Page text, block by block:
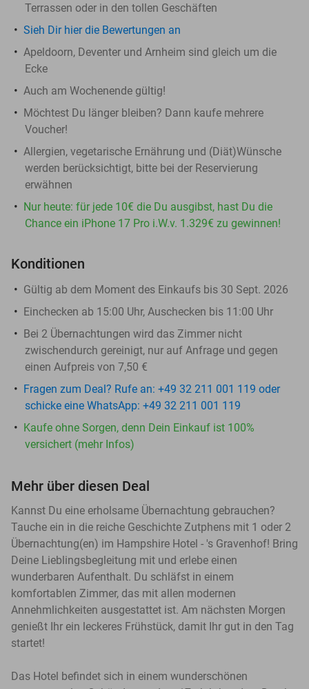
Terrassen oder in den tollen Geschäften
Sieh Dir hier die Bewertungen an
Apeldoorn, Deventer und Arnheim sind gleich um die
Ecke
Auch am Wochenende gültig!
Möchtest Du länger bleiben? Dann kaufe mehrere
Voucher!
Allergien, vegetarische Ernährung und (Diät)Wünsche
werden berücksichtigt, bitte bei der Reservierung
erwähnen
Nur heute: für jede 10€ die Du ausgibst, hast Du die
Chance ein iPhone 17 Pro i.W.v. 1.329€ zu gewinnen!
Konditionen
Gültig ab dem Moment des Einkaufs bis 30 Sept. 2026
Einchecken ab 15:00 Uhr, Auschecken bis 11:00 Uhr
Bei 2 Übernachtungen wird das Zimmer nicht
zwischendurch gereinigt, nur auf Anfrage und gegen
einen Aufpreis von 7,50 €
Fragen zum Deal? Rufe an: +49 32 211 001 119 oder
schicke eine WhatsApp: +49 32 211 001 119
Kaufe ohne Sorgen, denn Dein Einkauf ist 100%
versichert (mehr Infos)
Mehr über diesen Deal
Kannst Du eine erholsame Übernachtung gebrauchen?
Tauche ein in die reiche Geschichte Zutphens mit 1 oder 2
Übernachtung(en) im Hampshire Hotel - 's Gravenhof! Bring
Deine Lieblingsbegleitung mit und erlebe einen
wunderbaren Aufenthalt. Du schläfst in einem
komfortablen Zimmer, das mit allen modernen
Annehmlichkeiten ausgestattet ist. Am nächsten Morgen
genießt Ihr ein leckeres Frühstück, damit Ihr gut in den Tag
startet!
Das Hotel befindet sich in einem wunderschönen